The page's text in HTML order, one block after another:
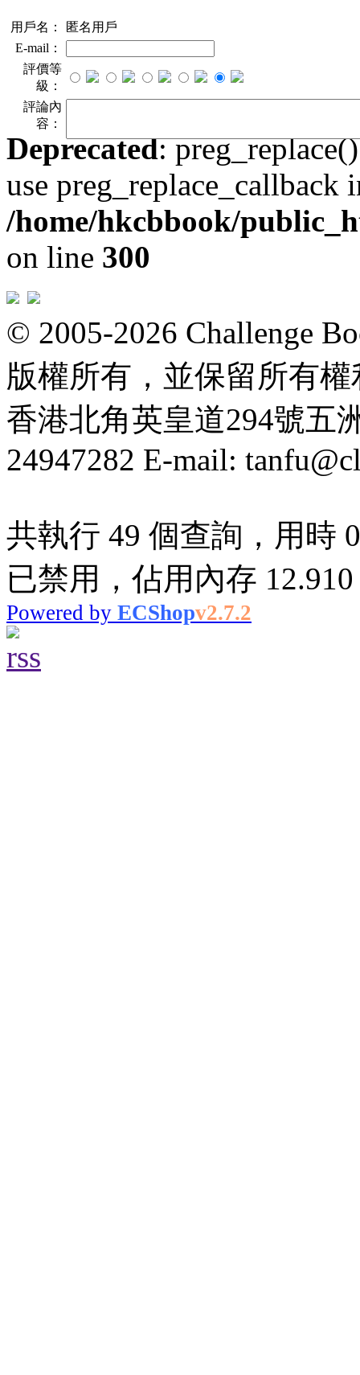
用戶名：
匿名用戶
E-mail：
評價等
級：
評論內
容：
Deprecated:
use preg_replace_callback
/home/hkcbbook/
on line 300
© 2005-2026 Challenge
版權所有，並保留所有權
香港北角英皇道294號五
24947282 E-mail:
共執行 49 個查詢，用時
已禁用，佔用內存
Powered by ECShopv2.7.2